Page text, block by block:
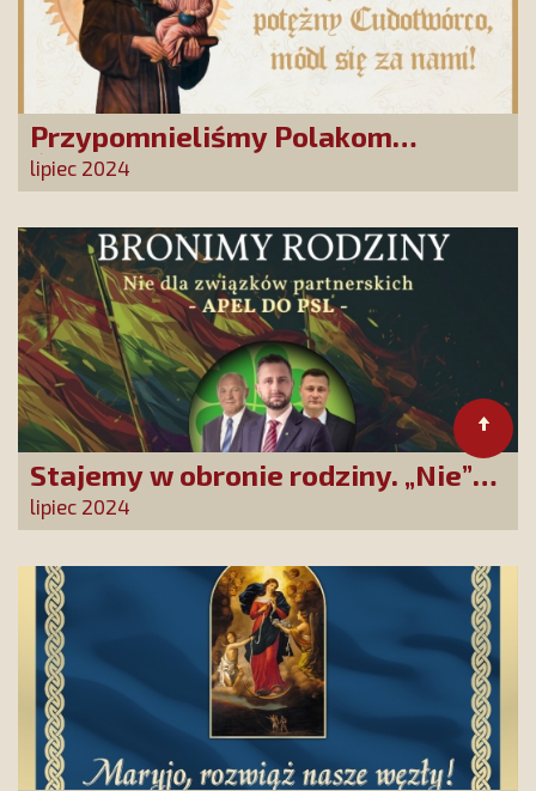
Przypomnieliśmy Polakom
Świętego Antoniego!
lipiec 2024
Stajemy w obronie rodziny. „Nie”
dla zrównania związków
partnerskich z rodzinami
lipiec 2024